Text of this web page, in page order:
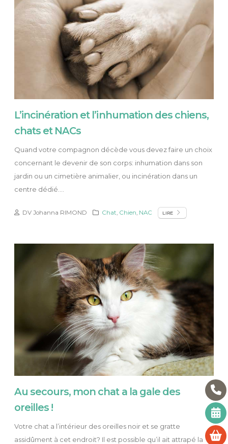
L’incinération et l’inhumation des chiens,
chats et NACs
Quand votre compagnon décède vous devez faire un choix
concernant le devenir de son corps: inhumation dans son
jardin ou un cimetière animalier, ou incinération dans un
centre dédié....
DV Johanna RIMOND Chat Chien NAC LIRE
Au secours, mon chat a la gale des
oreilles !
Votre chat a l’intérieur des oreilles noir et se gratte
assidûment à cet endroit? Il est possible qu’il ait attrapé la